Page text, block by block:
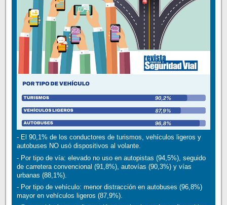
- El 90,1% de los conductores de turismos, vehículos ligeros y
autobuses NO usó dispositivos al volante.
- Por tipo de vía: elevado no uso en autopistas (94,5%), seguido
de carretera convencional (91,8%), autovías (90,3%) y vías
urbanas (88,1%).
- Por tipo de vehículo: menor distracción en autobuses (96,8%)
mayor en vehículos ligeros (87,9%).